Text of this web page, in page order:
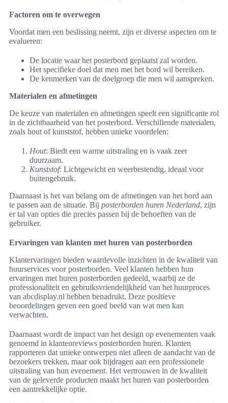
Factoren om te overwegen
Voordat men een beslissing neemt, zijn er diverse aspecten om te
evalueren:
De locatie waar het posterbord geplaatst zal worden.
Het specifieke doel dat men met het bord wil bereiken.
De kenmerken van de doelgroep die men wil aanspreken.
Materialen en afmetingen
De keuze van materialen en afmetingen speelt een significante rol
in de zichtbaarheid van het posterbord. Verschillende materialen,
zoals hout of kunststof, hebben unieke voordelen:
Hout: Biedt een warme uitstraling en is vaak zeer
duurzaam.
Kunststof: Lichtgewicht en weerbestendig, ideaal voor
buitengebruik.
Daarnaast is het van belang om de afmetingen van het bord aan
te passen aan de situatie. Bij posterborden huren Nederland, zijn
er tal van opties die precies passen bij de behoeften van de
gebruiker.
Ervaringen van klanten met huren van posterborden
Klantervaringen bieden waardevolle inzichten in de kwaliteit van
huurservices voor posterborden. Veel klanten hebben hun
ervaringen met huren posterborden gedeeld, waarbij ze de
professionaliteit en gebruiksvriendelijkheid van het huurproces
van abcdisplay.nl hebben benadrukt. Deze positieve
beoordelingen geven een goed beeld van wat men kan
verwachten.
Daarnaast wordt de impact van het design op evenementen vaak
genoemd in klantenreviews posterborden huren. Klanten
rapporteren dat unieke ontwerpen niet alleen de aandacht van de
bezoekers trekken, maar ook bijdragen aan een professionele
uitstraling van hun evenement. Het vertrouwen in de kwaliteit
van de geleverde producten maakt het huren van posterborden
een aantrekkelijke optie.